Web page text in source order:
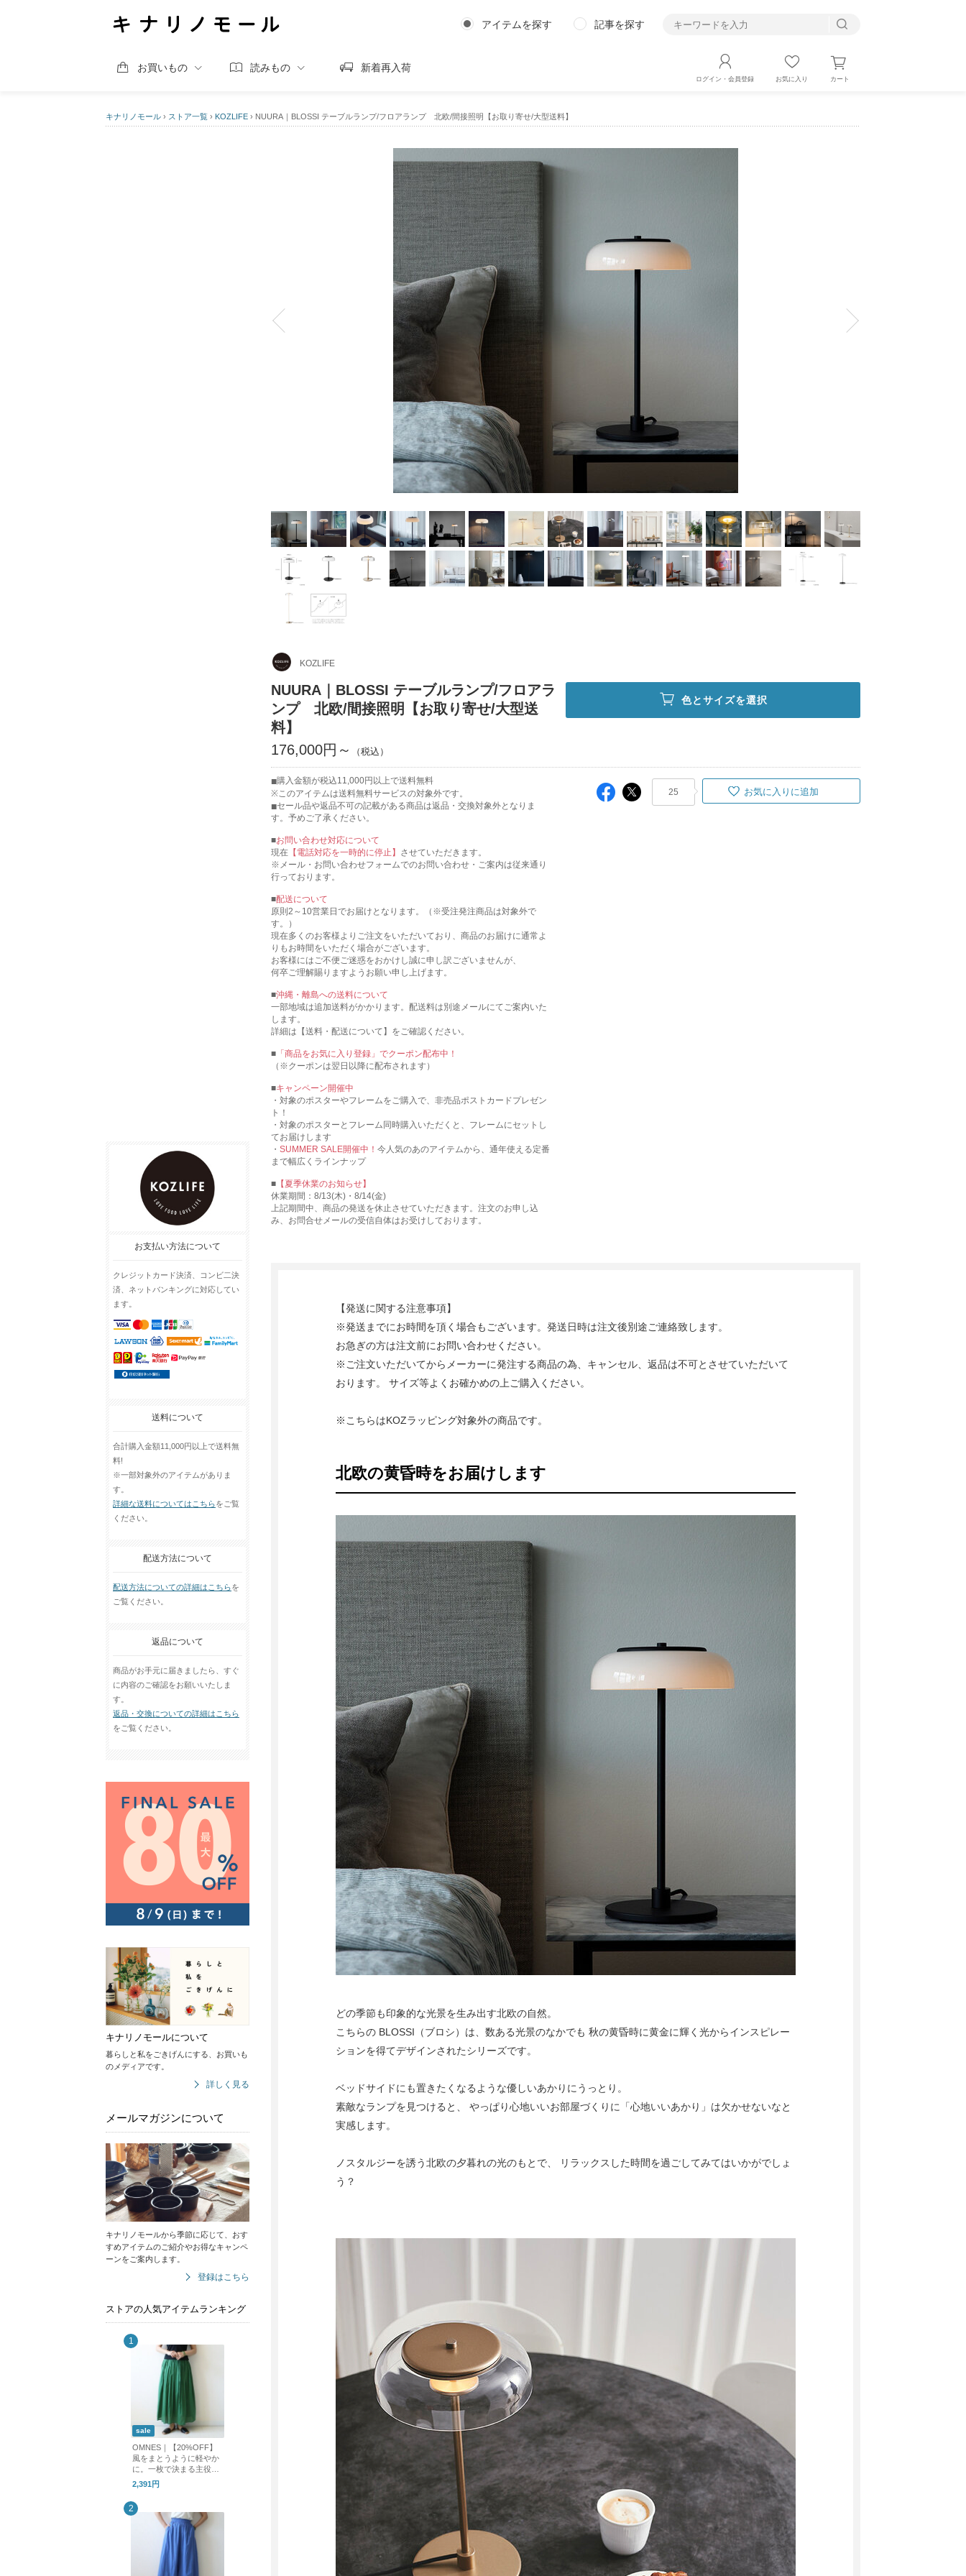
アイテムを探す 記事を探す
お買いもの 読みもの 新着再入荷
ログイン・会員登録 お気に入り カート
キナリノモール › ストア一覧 › KOZLIFE › NUURA｜BLOSSI テーブルランプ/フロアランプ 北欧/間接照明【お取り寄せ/大型送料】
お支払い方法について
クレジットカード決済、コンビ二決
済、ネットバンキングに対応してい
ます。
送料について
合計購入金額11,000円以上で送料無
料!
※一部対象外のアイテムがありま
す。
詳細な送料についてはこちらをご覧
ください。
配送方法について
配送方法についての詳細はこちらを
ご覧ください。
返品について
商品がお手元に届きましたら、すぐ
に内容のご確認をお願いいたしま
す。
返品・交換についての詳細はこちら
をご覧ください。
キナリノモールについて
暮らしと私をごきげんにする、お買いも
のメディアです。
詳しく見る
メールマガジンについて
キナリノモールから季節に応じて、おす
すめアイテムのご紹介やお得なキャンペ
ーンをご案内します。
登録はこちら
ストアの人気アイテムランキング
sale
OMNES｜【20%OFF】
風をまとうように軽やか
に。一枚で決まる主役ロ
ングスカート
2,391円
KOZLIFE
NUURA｜BLOSSI テーブルランプ/フロアラ
ンプ 北欧/間接照明【お取り寄せ/大型送
料】
176,000円～
色とサイズを選択
購入金額が税込11,000円以上で送料無料
※このアイテムは送料無料サービスの対象外です。
セール品や返品不可の記載がある商品は返品・交換対象外となりま
す。予めご了承ください。
■お問い合わせ対応について
現在 【電話対応を一時的に停止】 させていただきます。
※メール・お問い合わせフォームでのお問い合わせ・ご案内は従来通り
行っております。
■配送について
原則2～10営業日でお届けとなります。（※受注発注商品は対象外で
す。）
現在多くのお客様よりご注文をいただいており、商品のお届けに通常よ
りもお時間をいただく場合がございます。
お客様にはご不便ご迷惑をおかけし誠に申し訳ございませんが、
何卒ご理解賜りますようお願い申し上げます。
■沖縄・離島への送料について
一部地域は追加送料がかかります。配送料は別途メールにてご案内いた
します。
詳細は【送料・配送について】をご確認ください。
■ 「商品をお気に入り登録」でクーポン配布中！
（※クーポンは翌日以降に配布されます）
■キャンペーン開催中
・対象のポスターやフレームをご購入で、非売品ポストカードプレゼン
ト！
・対象のポスターとフレーム同時購入いただくと、フレームにセットし
てお届けします
・ SUMMER SALE開催中！ 今人気のあのアイテムから、通年使える定番
まで幅広くラインナップ
■ 【夏季休業のお知らせ】
休業期間：8/13(木)・8/14(金)
上記期間中、商品の発送を休止させていただきます。注文のお申し込
み、お問合せメールの受信自体はお受けしております。
25 お気に入りに追加
【発送に関する注意事項】
※発送までにお時間を頂く場合もございます。発送日時は注文後別途ご連絡致します。
お急ぎの方は注文前にお問い合わせください。
※ご注文いただいてからメーカーに発注する商品の為、キャンセル、返品は不可とさせていただいて
おります。 サイズ等よくお確かめの上ご購入ください。
※こちらはKOZラッピング対象外の商品です。
北欧の黄昏時をお届けします
どの季節も印象的な光景を生み出す北欧の自然。
こちらの BLOSSI（ブロシ）は、数ある光景のなかでも 秋の黄昏時に黄金に輝く光からインスピレー
ションを得てデザインされたシリーズです。
ベッドサイドにも置きたくなるような優しいあかりにうっとり。
素敵なランプを見つけると、 やっぱり心地いいお部屋づくりに「心地いいあかり」は欠かせないなと
実感します。
ノスタルジーを誘う北欧の夕暮れの光のもとで、 リラックスした時間を過ごしてみてはいかがでしょ
う？